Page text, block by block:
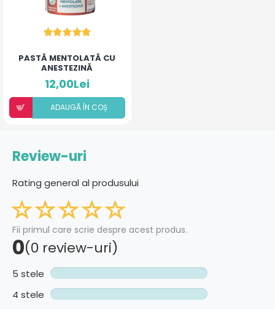
PASTĂ MENTOLATĂ CU
ANESTEZINĂ
12,00Lei
ADAUGÃ ÎN COȘ
Review-uri
Rating general al produsului
Fii primul care scrie despre acest produs.
0(0 review-uri)
5 stele
4 stele